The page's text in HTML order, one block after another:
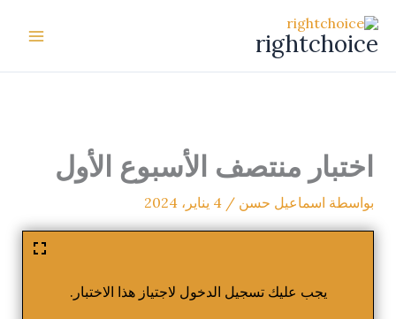
إلى
المحتوى
rightchoice
اختبار منتصف الأسبوع الأول
بواسطة اسماعيل حسن / 4 يناير، 2024
يجب عليك تسجيل الدخول لاجتياز هذا الاختبار.